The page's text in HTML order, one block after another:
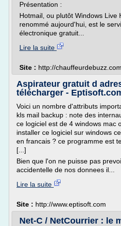
Présentation :
Hotmail, ou plutôt Windows Live
renommé aujourd'hui, est le
électronique gratuit...
Lire la suite
Site : http://chauffeurdebuzz.com
Aspirateur gratuit d
télécharger -
Voici un nombre d'attributs
kls mail backup : note des
ce logiciel est de 4 windows mac
installer ce logiciel sur windows
en francais ? ce programme est
[...]
Bien que l'on ne puisse pas
accidentelle de nos donnees il...
Lire la suite
Site : http://www.eptisoft.com
Net-C / NetCourrier : le